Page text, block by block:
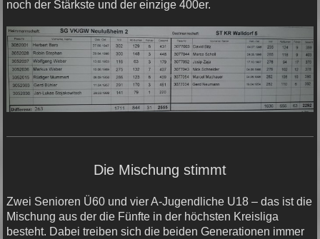
noch der Stärkste und der einzige 400er.
Die Mischung stimmt
Zwei Senioren Ü60 und vier A-Jugendliche U18 – das ist die
Mischung aus der die Fünfte in der höchsten Kreisliga
besteht. Dabei treiben sich die beiden Generationen immer